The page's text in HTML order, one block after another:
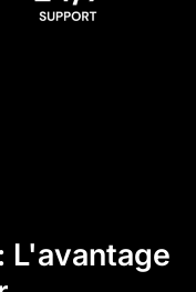
L'avantage